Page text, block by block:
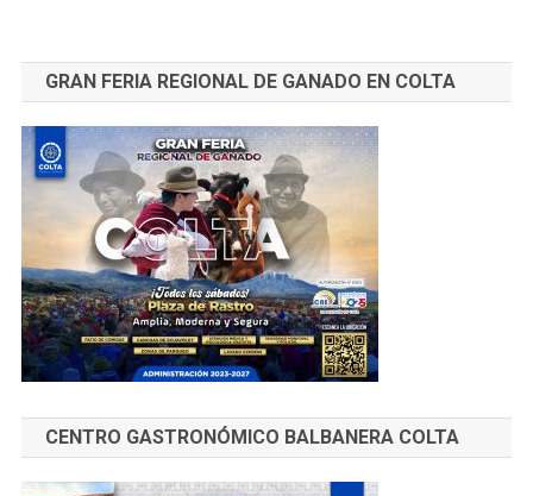
GRAN FERIA REGIONAL DE GANADO EN COLTA
CENTRO GASTRONÓMICO BALBANERA COLTA